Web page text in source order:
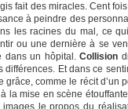
fait des miracles. Cent
à peindre des
les racines du mal, ce
ou une dernière à se
dans un hôpital.Collision
Et dans ce
comme le récit d’un
la mise en scène
le propos du